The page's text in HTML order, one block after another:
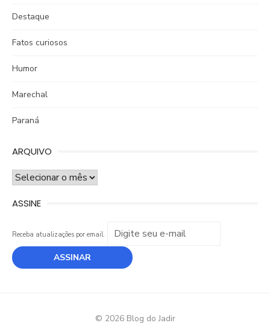
Destaque
Fatos curiosos
Humor
Marechal
Paraná
ARQUIVO
ARQUIVO
ASSINE
Receba atualizações por email.
© 2026 Blog do Jadir